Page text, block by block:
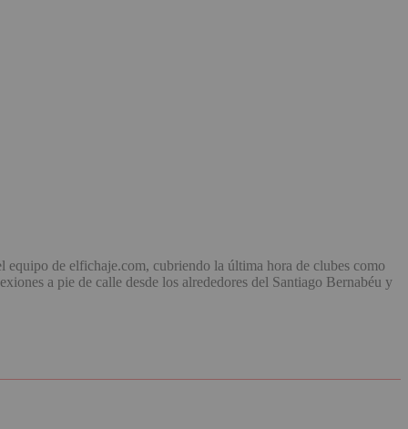
de elfichaje.com, cubriendo la última hora de clubes como
a pie de calle desde los alrededores del Santiago Bernabéu y